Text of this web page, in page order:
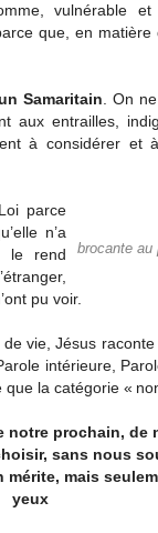
vulnérable
que, en matière
Samaritain . On
aux entrailles,
à considérer et
brocante au
parce
n’a
le rend
pu voir.
vie, Jésus
intérieure,
la catégorie «
prochain, de
sans nous
mais
yeux